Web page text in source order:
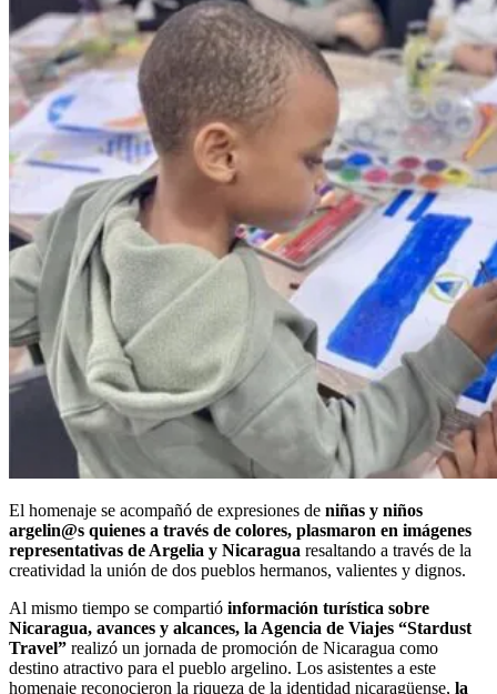
El homenaje se acompañó de expresiones de niñas y niños
argelin@s quienes a través de colores, plasmaron en imágenes
representativas de Argelia y Nicaragua resaltando a través de la
creatividad la unión de dos pueblos hermanos, valientes y dignos.
Al mismo tiempo se compartió información turística sobre
Nicaragua, avances y alcances, la Agencia de Viajes “Stardust
Travel” realizó un jornada de promoción de Nicaragua como
destino atractivo para el pueblo argelino. Los asistentes a este
homenaje reconocieron la riqueza de la identidad nicaragüense, la